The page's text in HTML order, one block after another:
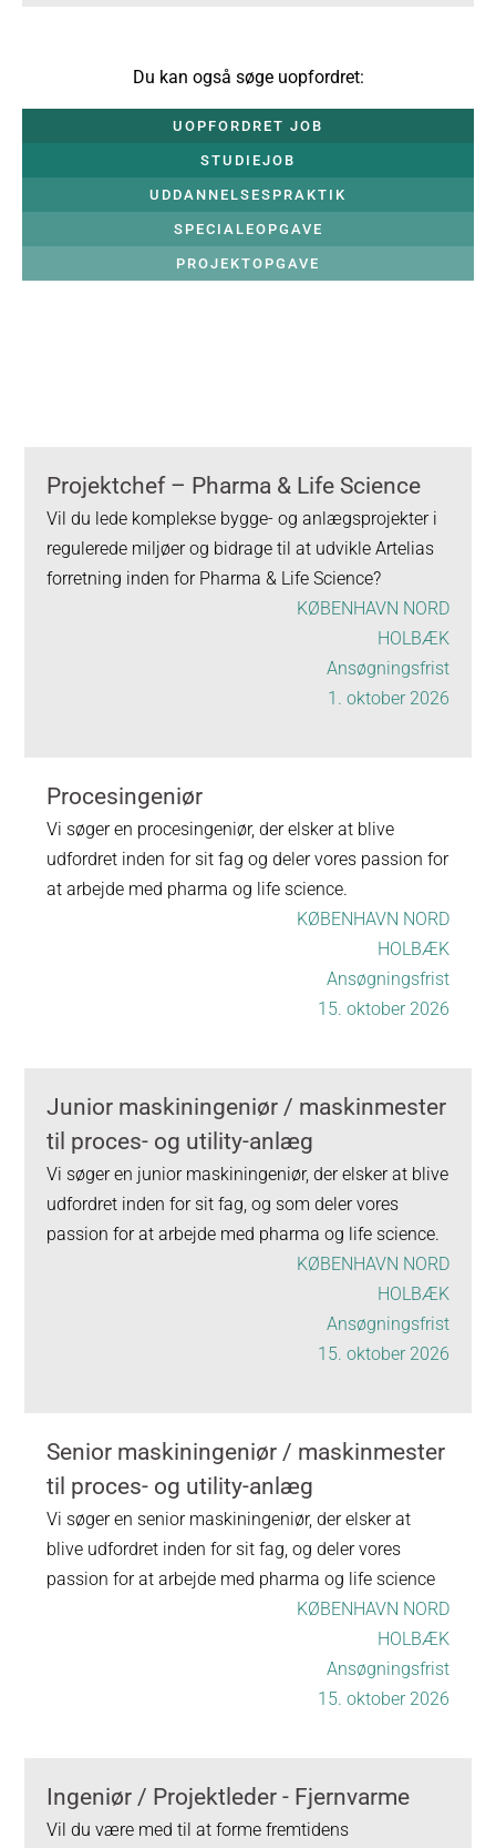
Du kan også søge uopfordret:
UOPFORDRET JOB
STUDIEJOB
UDDANNELSESPRAKTIK
SPECIALEOPGAVE
PROJEKTOPGAVE
Projektchef – Pharma & Life Science
Vil du lede komplekse bygge- og anlægsprojekter i
regulerede miljøer og bidrage til at udvikle Artelias
forretning inden for Pharma & Life Science?
KØBENHAVN NORD
HOLBÆK
Ansøgningsfrist
1. oktober 2026
Procesingeniør
Vi søger en procesingeniør, der elsker at blive
udfordret inden for sit fag og deler vores passion for
at arbejde med pharma og life science.
KØBENHAVN NORD
HOLBÆK
Ansøgningsfrist
15. oktober 2026
Junior maskiningeniør / maskinmester
til proces- og utility-anlæg
Vi søger en junior maskiningeniør, der elsker at blive
udfordret inden for sit fag, og som deler vores
passion for at arbejde med pharma og life science.
KØBENHAVN NORD
HOLBÆK
Ansøgningsfrist
15. oktober 2026
Senior maskiningeniør / maskinmester
til proces- og utility-anlæg
Vi søger en senior maskiningeniør, der elsker at
blive udfordret inden for sit fag, og deler vores
passion for at arbejde med pharma og life science
KØBENHAVN NORD
HOLBÆK
Ansøgningsfrist
15. oktober 2026
Ingeniør / Projektleder - Fjernvarme
Vil du være med til at forme fremtidens